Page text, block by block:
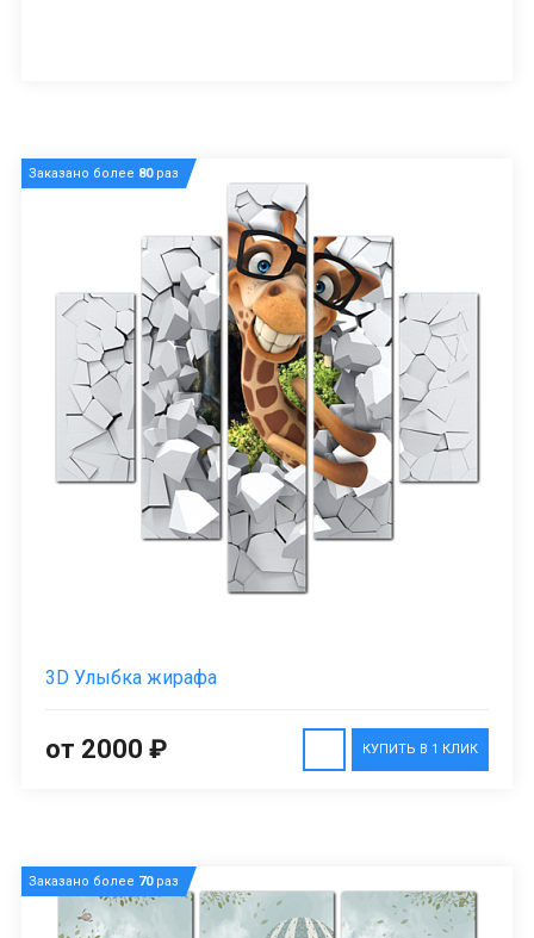
Заказано более 80раз
3D Улыбка жирафа
КУПИТЬ В 1 КЛИК
от 2000 ₽
Заказано более 70раз